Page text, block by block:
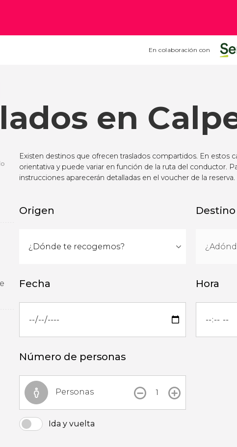
París
Reino Unido
Madrid
España
Marrakech Ámsterdam
Estambul
Turquía
Praga
República
En colaboración con
en
Existen destinos que ofrecen traslados compartidos. En estos
orientativa y puede variar en función de la ruta del conductor.
instrucciones aparecerán detalladas en el voucher de la reserva.
Origen Destino
Fecha Hora
Número de personas
Personas
Ida y vuelta